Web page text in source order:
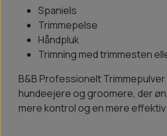
Spaniels
Trimmepelse
Håndpluk
Trimning med trimmesten
B&B Professionelt
hundeejere og groomere, der
mere kontrol og en mere